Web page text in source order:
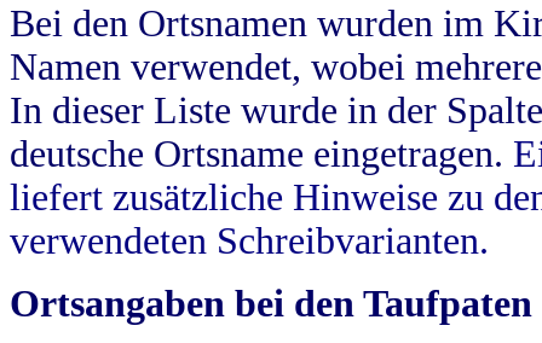
Bei den Ortsnamen wurden im
Namen verwendet, wobei
In dieser Liste wurde in der
deutsche Ortsname eingetragen.
liefert zusätzliche Hinweise zu
verwendeten Schreibvarianten.
Ortsangaben bei den Taufpaten